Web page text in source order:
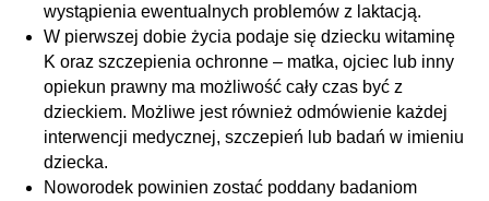
wystąpienia ewentualnych problemów z laktacją.
W pierwszej dobie życia podaje się dziecku witaminę
K oraz szczepienia ochronne – matka, ojciec lub inny
opiekun prawny ma możliwość cały czas być z
dzieckiem. Możliwe jest również odmówienie każdej
interwencji medycznej, szczepień lub badań w imieniu
dziecka.
Noworodek powinien zostać poddany badaniom